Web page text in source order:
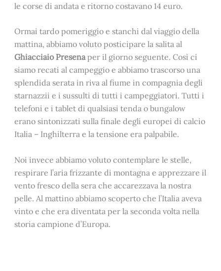
le corse di andata e ritorno costavano 14 euro.
Ormai tardo pomeriggio e stanchi dal viaggio della
mattina, abbiamo voluto posticipare la salita al
Ghiacciaio Presenaper il giorno seguente. Così ci
siamo recati al campeggio e abbiamo trascorso una
splendida serata in riva al fiume in compagnia degli
starnazzii e i sussulti di tutti i campeggiatori. Tutti i
telefoni e i tablet di qualsiasi tenda o bungalow
erano sintonizzati sulla finale degli europei di calcio
Italia – Inghilterra e la tensione era palpabile.
Noi invece abbiamo voluto contemplare le stelle,
respirare l’aria frizzante di montagna e apprezzare il
vento fresco della sera che accarezzava la nostra
pelle. Al mattino abbiamo scoperto che l’Italia aveva
vinto e che era diventata per la seconda volta nella
storia campione d’Europa.